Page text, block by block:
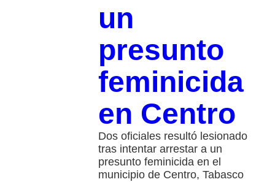
un
presunto
feminicida
en Centro
Dos oficiales resultó lesionado
tras intentar arrestar a un
presunto feminicida en el
municipio de Centro, Tabasco